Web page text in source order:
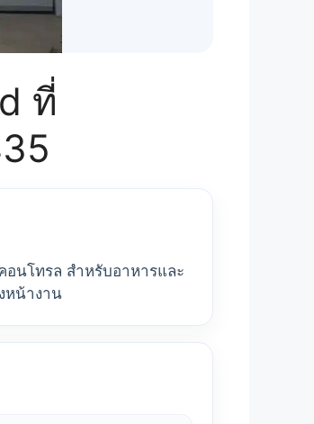
ที่
อนโทรล สำหรับอาหารและ
หน้างาน